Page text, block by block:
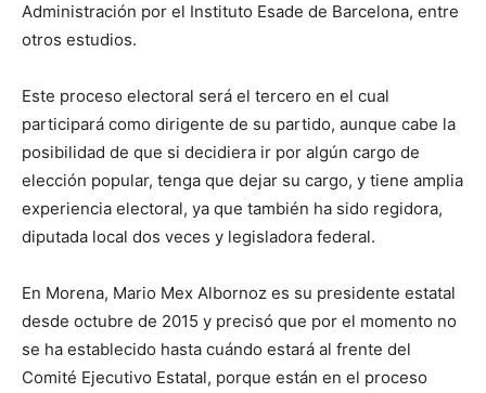
Administración por el Instituto Esade de Barcelona, entre
otros estudios.
Este proceso electoral será el tercero en el cual
participará como dirigente de su partido, aunque cabe la
posibilidad de que si decidiera ir por algún cargo de
elección popular, tenga que dejar su cargo, y tiene amplia
experiencia electoral, ya que también ha sido regidora,
diputada local dos veces y legisladora federal.
En Morena, Mario Mex Albornoz es su presidente estatal
desde octubre de 2015 y precisó que por el momento no
se ha establecido hasta cuándo estará al frente del
Comité Ejecutivo Estatal, porque están en el proceso